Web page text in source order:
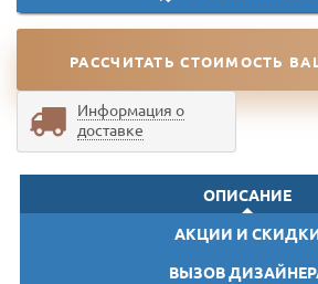
РАССЧИТАТЬ СТОИМОСТЬ
Информация о
доставке
ОПИСАНИЕ
АКЦИИ И
ВЫЗОВ